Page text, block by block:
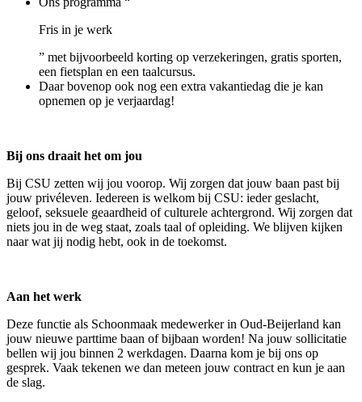
Fris in je werk
” met bijvoorbeeld korting op verzekeringen, gratis sporten,
een fietsplan en een taalcursus.
Daar bovenop ook nog een extra vakantiedag die je kan
opnemen op je verjaardag!
Bij ons draait het om jou
Bij CSU zetten wij jou voorop. Wij zorgen dat jouw baan past bij
jouw privéleven. Iedereen is welkom bij CSU: ieder geslacht,
geloof, seksuele geaardheid of culturele achtergrond. Wij zorgen dat
niets jou in de weg staat, zoals taal of opleiding. We blijven kijken
naar wat jij nodig hebt, ook in de toekomst.
Aan het werk
Deze functie als Schoonmaak medewerker in Oud-Beijerland kan
jouw nieuwe parttime baan of bijbaan worden! Na jouw sollicitatie
bellen wij jou binnen 2 werkdagen. Daarna kom je bij ons op
gesprek. Vaak tekenen we dan meteen jouw contract en kun je aan
de slag.